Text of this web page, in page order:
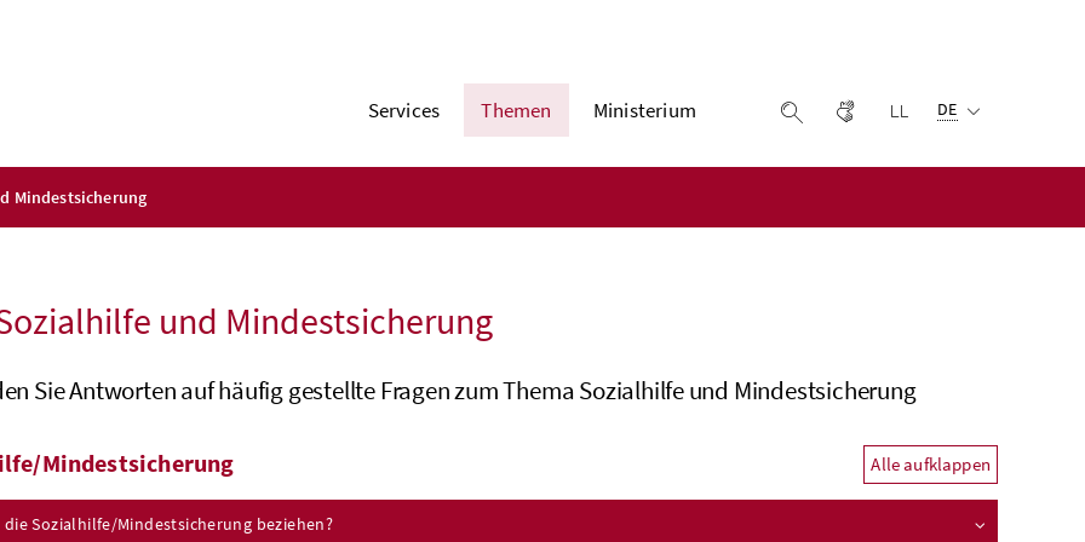
Services Themen Ministerium Suche einblenden
Gebärdensprache
Leichter lesen
DE
Mindestsicherung
und Mindestsicherung
Sie Antworten auf häufig gestellte Fragen zum Thema Sozialhilfe und Mindestsicherung
Mindestsicherung Alle aufklappen
die Sozialhilfe/Mindestsicherung beziehen?